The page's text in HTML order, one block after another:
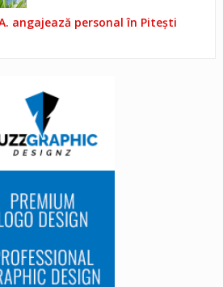
angajează personal în Pitești